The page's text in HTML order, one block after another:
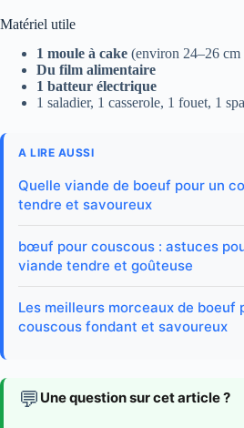
Matériel utile
1 moule à cake (environ 24–26 cm
Du film alimentaire
1 batteur électrique
1 saladier, 1 casserole, 1 fouet, 1
A LIRE AUSSI
Quelle viande de boeuf pour un
tendre et savoureux
bœuf pour couscous : astuces
viande tendre et goûteuse
Les meilleurs morceaux de boeuf
couscous fondant et savoureux
💬 Une question sur cet article ?